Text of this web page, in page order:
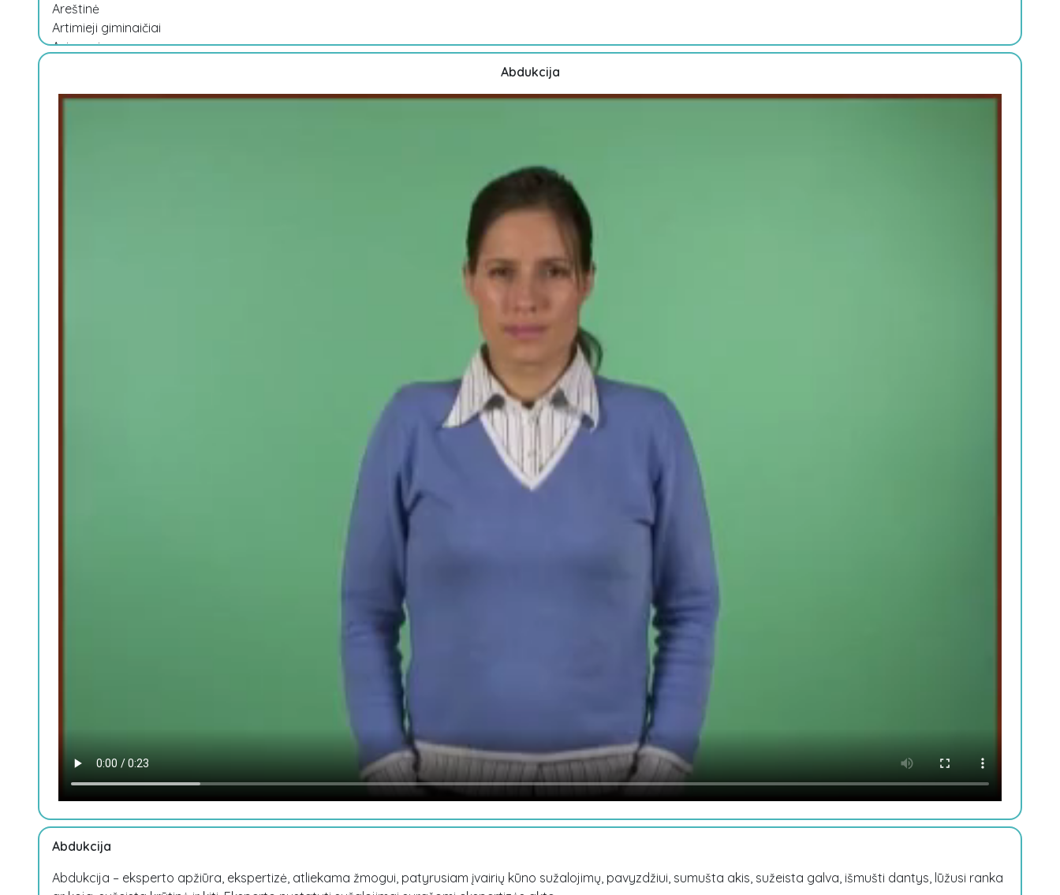
Areštinė
Artimieji giminaičiai
Asignavimas
Atkuriamoji vertė
Abdukcija
Abdukcija
Abdukcija – eksperto apžiūra, ekspertizė, atliekama žmogui, patyrusiam įvairių kūno sužalojimų, pavyzdžiui, sumušta akis, sužeista galva, išmušti dantys, lūžusi ranka